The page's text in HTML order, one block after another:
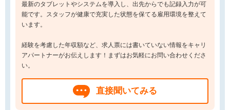
最新のタブレットやシステムを導入し、出先からでも記録入力が可
能です。スタッフが健康で充実した状態を保てる雇用環境を整えて
います。
経験を考慮した年収額など、求人票には書いていない情報をキャリ
アパートナーがお伝えします！まずはお気軽にお問い合わせくださ
い。
直接聞いてみる